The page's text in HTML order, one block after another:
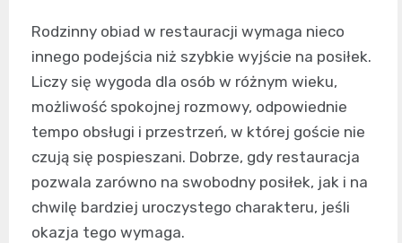
Rodzinny obiad w restauracji wymaga nieco
innego podejścia niż szybkie wyjście na posiłek.
Liczy się wygoda dla osób w różnym wieku,
możliwość spokojnej rozmowy, odpowiednie
tempo obsługi i przestrzeń, w której goście nie
czują się pospieszani. Dobrze, gdy restauracja
pozwala zarówno na swobodny posiłek, jak i na
chwilę bardziej uroczystego charakteru, jeśli
okazja tego wymaga.